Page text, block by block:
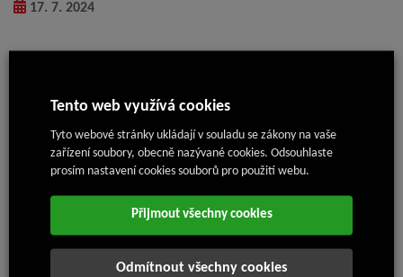
17. 7. 2024
Ukrajinu
Provedení přístavby kuchyně JG
Zakoupení nového kamion DAF
Založení nové divize Bravoploty
Vítězství v soutěží firem za průmysl 4.0 Digitalizace firmy
Vývoj a výroba lamelového kola
(Inv. celkem 32 mil. Kč)
Nejnovější články
Tento web využívá cookies
Tyto webové stránky ukládají v souladu se zákony na vaše
zařízení soubory, obecně nazývané cookies. Odsouhlaste
prosím nastavení cookies souborů pro použití webu.
Přijmout všechny cookies
Odmítnout všechny cookies